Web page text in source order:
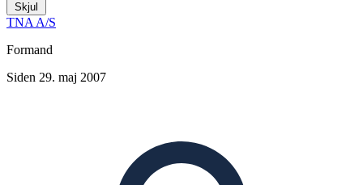
Skjul
TNA A/S
Formand
Siden 29. maj 2007